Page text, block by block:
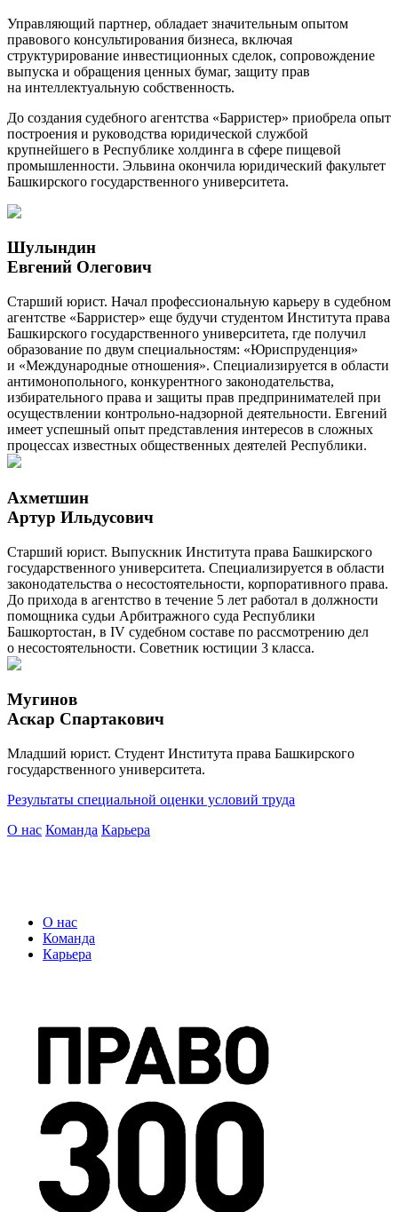
Управляющий партнер, обладает значительным опытом
правового консультирования бизнеса, включая
структурирование инвестиционных сделок, сопровождение
выпуска и обращения ценных бумаг, защиту прав
на интеллектуальную собственность.
До создания судебного агентства «Барристер» приобрела опыт
построения и руководства юридической службой
крупнейшего в Республике холдинга в сфере пищевой
промышленности. Эльвина окончила юридический факультет
Башкирского государственного университета.
Шулындин
Евгений Олегович
Cтарший юрист. Начал профессиональную карьеру в судебном
агентстве «Барристер» еще будучи студентом Института права
Башкирского государственного университета, где получил
образование по двум специальностям: «Юриспруденция»
и «Международные отношения». Специализируется в области
антимонопольного, конкурентного законодательства,
избирательного права и защиты прав предпринимателей при
осуществлении контрольно-надзорной деятельности. Евгений
имеет успешный опыт представления интересов в сложных
процессах известных общественных деятелей Республики.
Ахметшин
Артур Ильдусович
Cтарший юрист. Выпускник Института права Башкирского
государственного университета. Специализируется в области
законодательства о несостоятельности, корпоративного права.
До прихода в агентство в течение 5 лет работал в должности
помощника судьи Арбитражного суда Республики
Башкортостан, в IV судебном составе по рассмотрению дел
о несостоятельности. Советник юстиции 3 класса.
Мугинов
Аскар Спартакович
Младший юрист. Студент Института права Башкирского
государственного университета.
Результаты специальной оценки условий труда
О нас Команда Карьера
О нас
Команда
Карьера